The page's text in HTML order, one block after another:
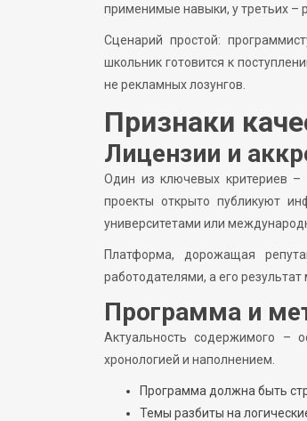
применимые навыки, у третьих –
Сценарий простой:
школьник готовится к
не рекламных лозунгов.
Признаки
Лицензии и
Один из ключевых критериев –
проекты открыто публикуют
университетами или
Платформа, дорожащая
работодателями, а его
Программа и
Актуальность содержимого –
хронологией и наполнением.
Программа должна быть
Темы разбиты на